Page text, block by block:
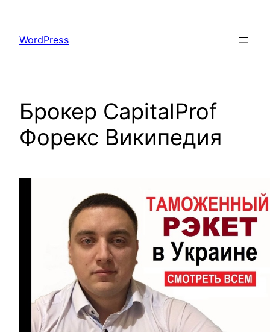
content
WordPress
Брокер CapitalProf
Форекс Википедия